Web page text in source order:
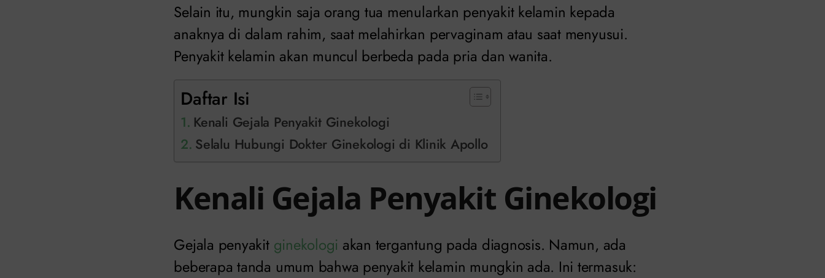
Selain itu, mungkin saja orang tua menularkan penyakit kelamin kepada
anaknya di dalam rahim, saat melahirkan pervaginam atau saat menyusui.
Penyakit kelamin akan muncul berbeda pada pria dan wanita.
Daftar Isi
Kenali Gejala Penyakit Ginekologi
Selalu Hubungi Dokter Ginekologi di Klinik Apollo
Kenali Gejala Penyakit Ginekologi
Gejala penyakit ginekologi akan tergantung pada diagnosis. Namun, ada
beberapa tanda umum bahwa penyakit kelamin mungkin ada. Ini termasuk: